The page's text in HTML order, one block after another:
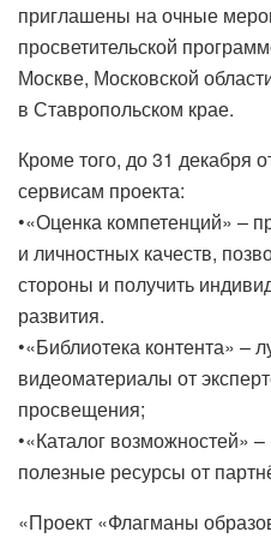
приглашены на очные
просветительской
Москве, Московской
в Ставропольском крае.
Кроме того, до 31 декабря
сервисам проекта:
•«Оценка компетенций» –
и личностных качеств,
стороны и получить
развития.
•«Библиотека контента» –
видеоматериалы от
просвещения;
•«Каталог возможностей»
полезные ресурсы от
«Проект «Флагманы